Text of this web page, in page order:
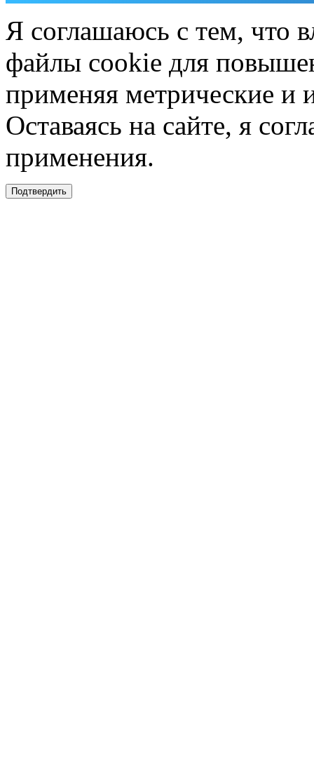
Я соглашаюсь с тем, что
файлы cookie для
применяя метрические и
Оставаясь на сайте, я
применения.
Подтвердить